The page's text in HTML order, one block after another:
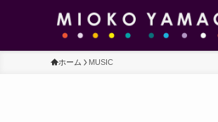
ホーム MUSIC